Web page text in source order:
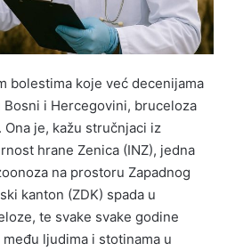
bolestima koje već decenijama
i Hercegovini, bruceloza
je, kažu stručnjaci iz
hrane Zenica (INZ), jedna
na prostoru Zapadnog
kanton (ZDK) spada u
te svake svake godine
ljudima i stotinama u